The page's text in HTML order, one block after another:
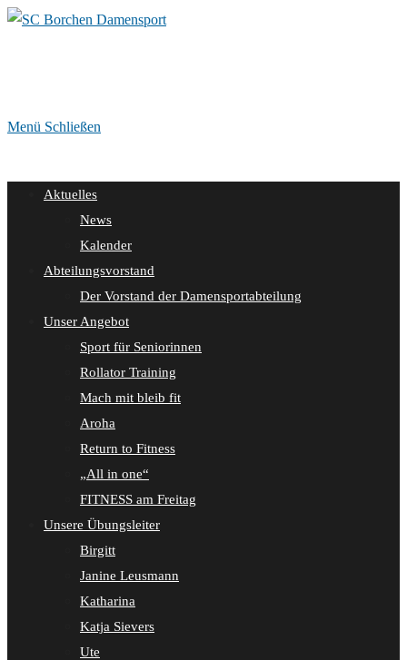
Zum
Menü Schließen
Aktuelles
News
Kalender
Abteilungsvorstand
Der Vorstand der Damensportabteilung
Unser Angebot
Sport für Seniorinnen
Rollator Training
Mach mit bleib fit
Aroha
Return to Fitness
„All in one“
FITNESS am Freitag
Unsere Übungsleiter
Birgitt
Janine Leusmann
Katharina
Katja Sievers
Ute